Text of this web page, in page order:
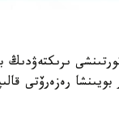
بويىنشا رەزەرۆتى